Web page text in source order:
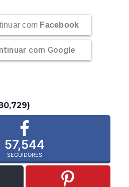
com Facebook
com Google
57,544
SEGUIDORES